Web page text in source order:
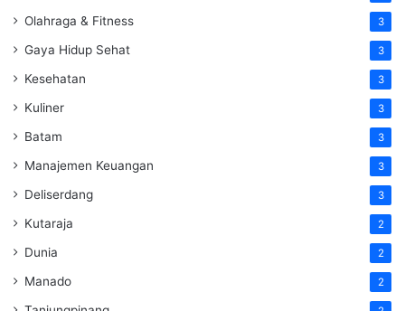
Olahraga & Fitness 3
Gaya Hidup Sehat 3
Kesehatan 3
Kuliner 3
Batam 3
Manajemen Keuangan 3
Deliserdang 3
Kutaraja 2
Dunia 2
Manado 2